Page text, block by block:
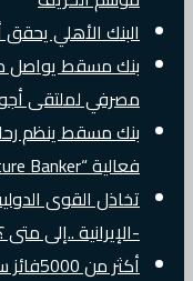
البنك الأهلي يحقق
بنك مسقط يواصل
مصرفي لملتقى
بنك مسقط ينظم
فعالية “Future Banker”
تخاذل القوى
-الإيرانية ..إلى متى